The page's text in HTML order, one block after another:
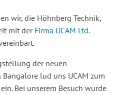
wir, die Höhnberg Technik,
mit der Firma UCAM Ltd.
der neuen
lud uns UCAM zum
Bei unserem Besuch wurde